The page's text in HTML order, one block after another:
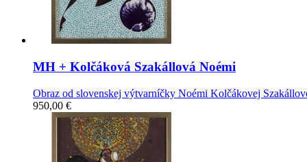
MH + Kolčáková Szakállová Noémi
Obraz od slovenskej výtvarníčky Noémi Kolčákovej
950,00 €